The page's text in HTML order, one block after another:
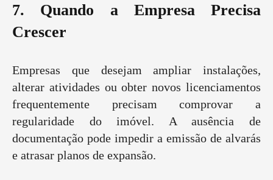
7. Quando a Empresa Precisa
Crescer
Empresas que desejam ampliar instalações,
alterar atividades ou obter novos licenciamentos
frequentemente precisam comprovar a
regularidade do imóvel. A ausência de
documentação pode impedir a emissão de alvarás
e atrasar planos de expansão.